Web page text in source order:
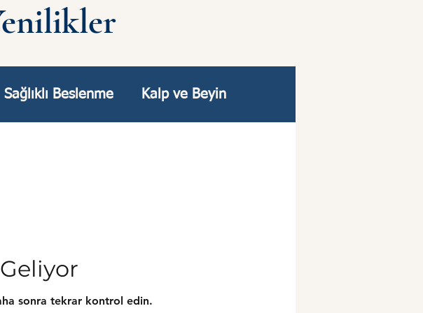
Sağlıklı Beslenme Kalp ve Beyin
sonra tekrar kontrol edin.